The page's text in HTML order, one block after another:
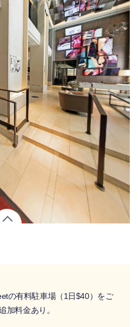
の有料駐車場（1日$40）をご
加料金あり。